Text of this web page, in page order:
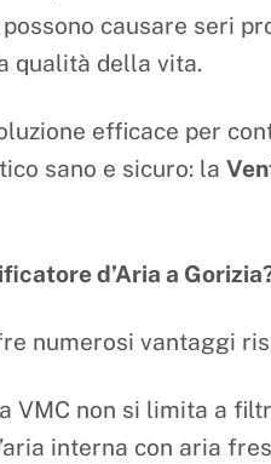
causare seri
qualità della vita.
efficace per
sano e sicuro: la
d’Aria a
numerosi vantaggi
VMC non si limita a
interna con aria